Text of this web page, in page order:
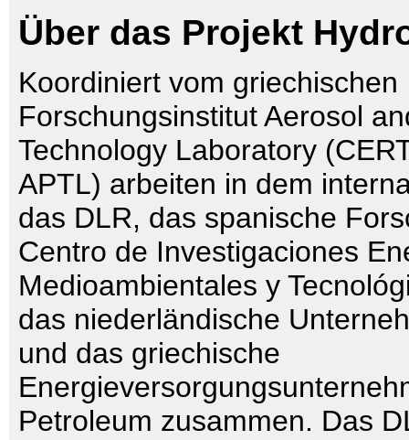
Über das Projekt
Koordiniert vom griechischen
Forschungsinstitut Aerosol
Technology Laboratory
APTL) arbeiten in dem
das DLR, das spanische
Centro de Investigaciones
Medioambientales y
das niederländische
und das griechische
Petroleum zusammen. Das